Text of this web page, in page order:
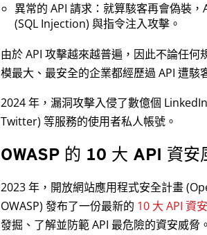
異常的 API 請求：就算駭客再會偽裝
(SQL Injection) 與指令注入攻擊。
由於 API 攻擊越來越普遍，因此不論任
模最大、最安全的企業都經歷過 API 遭
2024 年，漏洞攻擊入侵了數億個
Twitter) 等服務的使用者私人帳號。
OWASP 的 10 大 API 資安
2023 年，開放網站應用程式安全計畫
OWASP) 發布了一份最新的 10 大 API 資
發掘、了解並防範 API 最危險的資安威脅